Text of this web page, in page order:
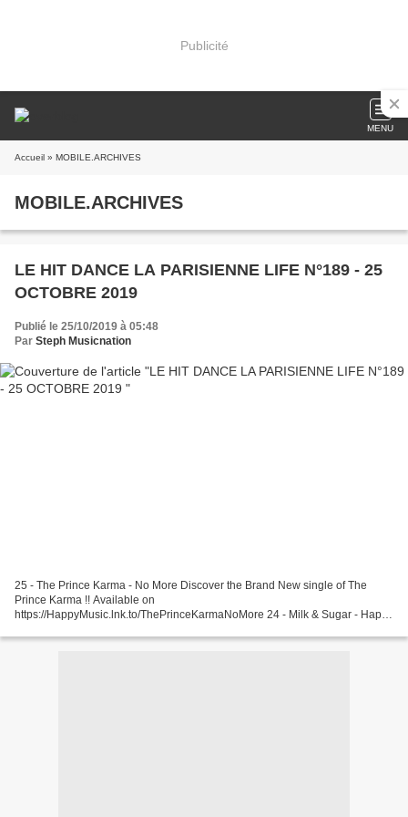
Publicité
MENU
Accueil » MOBILE.ARCHIVES
MOBILE.ARCHIVES
LE HIT DANCE LA PARISIENNE LIFE N°189 - 25
OCTOBRE 2019
Publié le 25/10/2019 à 05:48
Par Steph Musicnation
25 - The Prince Karma - No More Discover the Brand New single of The
Prince Karma !! Available on
https://HappyMusic.lnk.to/ThePrinceKarmaNoMore 24 - Milk & Sugar - Happy
#MilkSugar...